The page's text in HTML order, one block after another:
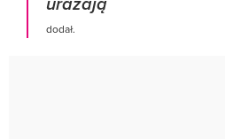
urażają
dodał.